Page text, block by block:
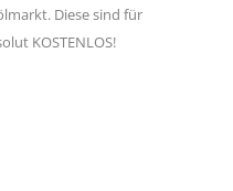
Diese sind für
KOSTENLOS!